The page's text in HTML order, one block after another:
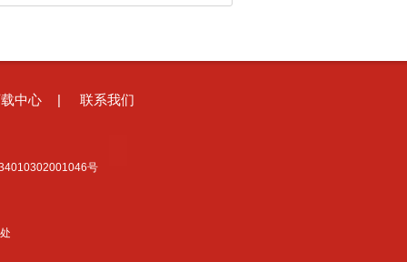
中心 | 联系我们
号